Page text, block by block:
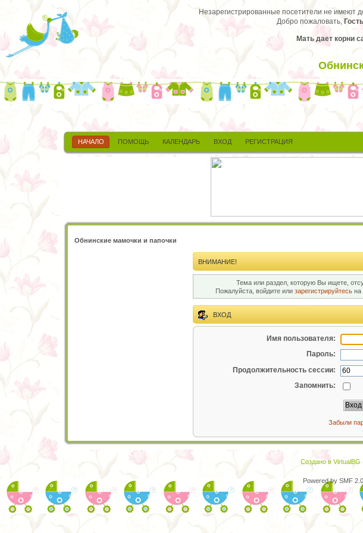
Незарегистрированные посетители не имеют
Добро пожаловать, Гость
Мать дает корни
НАЧАЛО ПОМОЩЬ КАЛЕНДАРЬ ВХОД РЕГИСТРАЦИЯ
Обнинские мамочки и папочки
ВНИМАНИЕ!
Тема или раздел, которую Вы ищете,
Пожалуйста, войдите или зарегистрируйтесь на
ВХОД
Имя пользователя:
Пароль:
Продолжительность сессии:
Запомнить:
Забыли
Создано в VirtualBG
Powered by SMF